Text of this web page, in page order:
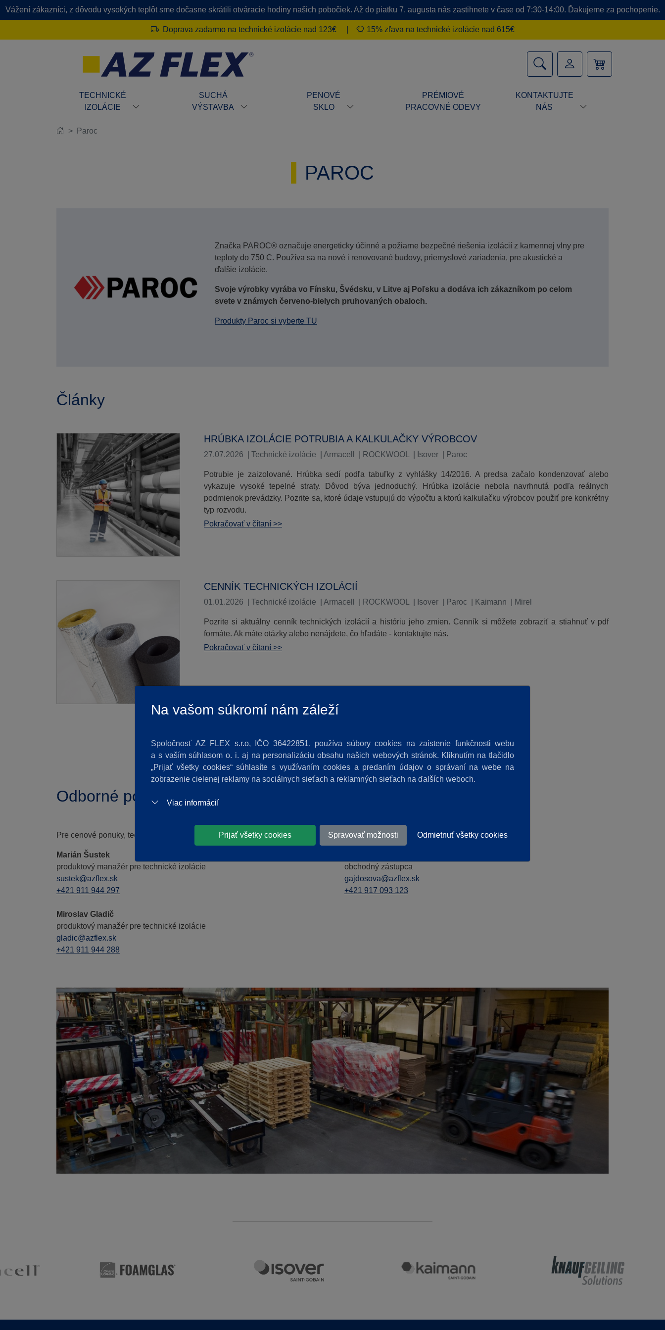
Vážení zákazníci, z dôvodu vysokých teplôt sme dočasne skrátili otváracie hodiny našich pobočiek. Až do piatku 7. augusta nás zastihnete v čase od 7:30-14:00. Ďakujeme za pochopenie.
Doprava zadarmo na technické izolácie nad 123€ 15% zľava na technické izolácie nad 615€
TECHNICKÉ
IZOLÁCIE
SUCHÁ
VÝSTAVBA
PENOVÉ
SKLO
PRÉMIOVÉ
PRACOVNÉ ODEVY
KONTAKTUJTE
NÁS
Paroc
PAROC
Značka PAROC® označuje energeticky účinné a požiarne bezpečné riešenia izolácií z kamennej vlny pre
teploty do 750 C. Používa sa na nové i renovované budovy, priemyslové zariadenia, pre akustické a
ďalšie izolácie.
Svoje výrobky vyrába vo Fínsku, Švédsku, v Litve aj Poľsku a dodáva ich zákazníkom po celom
svete v známych červeno-bielych pruhovaných obaloch.
Produkty Paroc si vyberte TU
Články
HRÚBKA IZOLÁCIE POTRUBIA A KALKULAČKY VÝROBCOV
27.07.2026 Technické izolácie Armacell ROCKWOOL Isover Paroc
Potrubie je zaizolované. Hrúbka sedí podľa tabuľky z vyhlášky 14/2016. A predsa začalo kondenzovať alebo
vykazuje vysoké tepelné straty. Dôvod býva jednoduchý. Hrúbka izolácie nebola navrhnutá podľa reálnych
podmienok prevádzky. Pozrite sa, ktoré údaje vstupujú do výpočtu a ktorú kalkulačku výrobcov použiť pre konkrétny
typ rozvodu.
Pokračovať v čítaní >>
CENNÍK TECHNICKÝCH IZOLÁCIÍ
01.01.2026 Technické izolácie Armacell ROCKWOOL Isover Paroc Kaimann Mirel
Pozrite si aktuálny cenník technických izolácií a históriu jeho zmien. Cenník si môžete zobraziť a stiahnuť v pdf
formáte. Ak máte otázky alebo nenájdete, čo hľadáte - kontaktujte nás.
Pokračovať v čítaní >>
1 2 3 >>
Odborné poradenstvo
Pre cenové ponuky, technickú podporu, sortiment mimo e-shopu či špecifické produktové informácie nás kontaktujte.
Marián Šustek
produktový manažér pre technické izolácie
sustek@azflex.sk
+421 911 944 297
obchodný zástupca
gajdosova@azflex.sk
+421 917 093 123
Miroslav Gladič
produktový manažér pre technické izolácie
gladic@azflex.sk
+421 911 944 288
Na vašom súkromí nám záleží
Spoločnosť AZ FLEX s.r.o, IČO 36422851, používa súbory cookies na zaistenie funkčnosti webu
a s vaším súhlasom o. i. aj na personalizáciu obsahu našich webových stránok. Kliknutím na tlačidlo
„Prijať všetky cookies“ súhlasíte s využívaním cookies a predaním údajov o správaní na webe na
zobrazenie cielenej reklamy na sociálnych sieťach a reklamných sieťach na ďalších weboch.
Viac informácií
Prijať všetky cookies Spravovať možnosti Odmietnuť všetky cookies